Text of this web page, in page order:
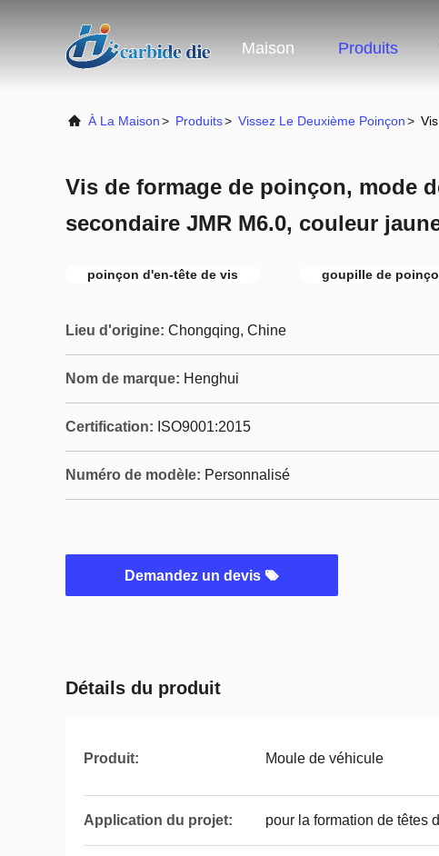
Maison Produits
À La Maison> Produits> Vissez Le Deuxième Poinçon>
Vis de formage de poinçon, mode
secondaire JMR M6.0, couleur
poinçon d'en-tête de vis goupille de
Lieu d'origine: Chongqing, Chine
Nom de marque: Henghui
Certification: ISO9001:2015
Numéro de modèle: Personnalisé
Demandez un devis
Détails du produit
Produit: Moule de véhicule
Application du projet: pour la formation de têtes